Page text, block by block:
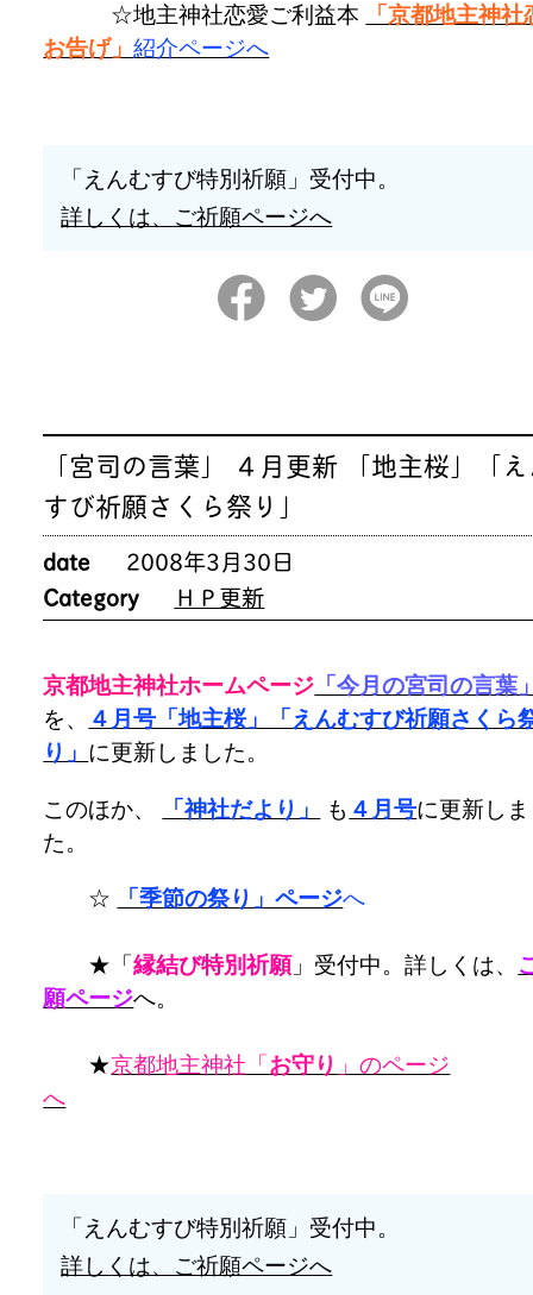
☆地主神社恋愛ご利益本
「京都地主神社
お告げ」紹介ページへ
「えんむすび特別祈願」受付中。
詳しくは、ご祈願ページへ
「宮司の言葉」 ４月更新 「地主桜」「
すび祈願さくら祭り」
date
2008年3月30日
Category
ＨＰ更新
京都地主神社ホームページ 「今月の宮司の言葉
を、
４月号「地主桜」「えんむすび祈願さくら
り」 に更新しました。
このほか、 「神社だより」 も ４月号に更新し
た。
☆ 「季節の祭り」ページへ
★「縁結び特別祈願」受付中。詳しくは、
願ページへ。
★京都地主神社「お守り 」のページ
へ
「えんむすび特別祈願」受付中。
詳しくは、ご祈願ページへ